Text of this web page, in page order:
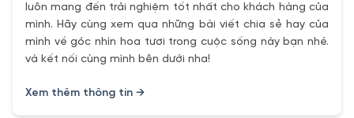
luôn mang đến trải nghiệm tốt nhất cho khách hàng của
mình. Hãy cùng xem qua những bài viết chia sẻ hay của
mình về góc nhìn hoa tươi trong cuộc sống này bạn nhé.
và kết nối cùng mình bên dưới nha!
Xem thêm thông tin →